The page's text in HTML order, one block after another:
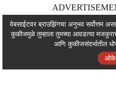
वेबसाईटवर ब्राउझिंगचा अनुभव सर्वोत्तम
कुकीजमुळे तुम्हाला तुमच्या आवडत्या
आणि कुकीजसंदर्भातील
ओके